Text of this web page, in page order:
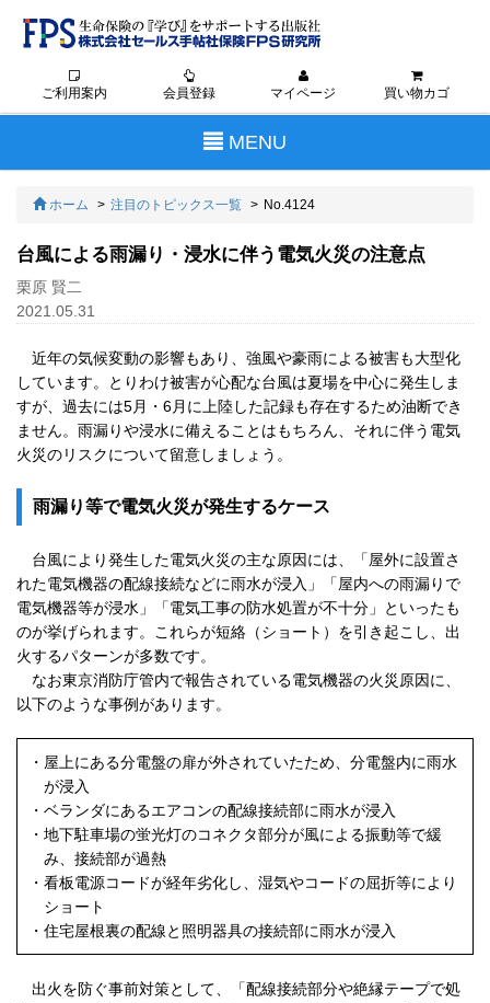
ご利用案内 会員登録 マイページ 買い物カゴ
Toggle
navigation
MENU
ホーム 注目のトピックス一覧 No.4124
台風による雨漏り・浸水に伴う電気火災の注意点
栗原 賢二
2021.05.31
近年の気候変動の影響もあり、強風や豪雨による被害も大型化
しています。とりわけ被害が心配な台風は夏場を中心に発生しま
すが、過去には5月・6月に上陸した記録も存在するため油断でき
ません。雨漏りや浸水に備えることはもちろん、それに伴う電気
火災のリスクについて留意しましょう。
雨漏り等で電気火災が発生するケース
台風により発生した電気火災の主な原因には、「屋外に設置さ
れた電気機器の配線接続などに雨水が浸入」「屋内への雨漏りで
電気機器等が浸水」「電気工事の防水処置が不十分」といったも
のが挙げられます。これらが短絡（ショート）を引き起こし、出
火するパターンが多数です。
なお東京消防庁管内で報告されている電気機器の火災原因に、
以下のような事例があります。
・ 屋上にある分電盤の扉が外されていたため、分電盤内に雨水
が浸入
・ ベランダにあるエアコンの配線接続部に雨水が浸入
・ 地下駐車場の蛍光灯のコネクタ部分が風による振動等で緩
み、接続部が過熱
・ 看板電源コードが経年劣化し、湿気やコードの屈折等により
ショート
・ 住宅屋根裏の配線と照明器具の接続部に雨水が浸入
出火を防ぐ事前対策として、「配線接続部分や絶縁テープで処